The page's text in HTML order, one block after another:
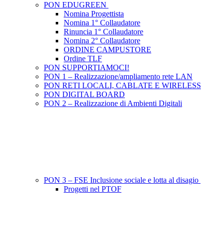
PON EDUGREEN
Nomina Progettista
Nomina 1° Collaudatore
Rinuncia 1° Collaudatore
Nomina 2° Collaudatore
ORDINE CAMPUSTORE
Ordine TLF
PON SUPPORTIAMOCI!
PON 1 – Realizzazione/ampliamento rete LAN
PON RETI LOCALI, CABLATE E WIRELESS
PON DIGITAL BOARD
PON 2 – Realizzazione di Ambienti Digitali
PON 3 – FSE Inclusione sociale e lotta al disagio
Progetti nel PTOF